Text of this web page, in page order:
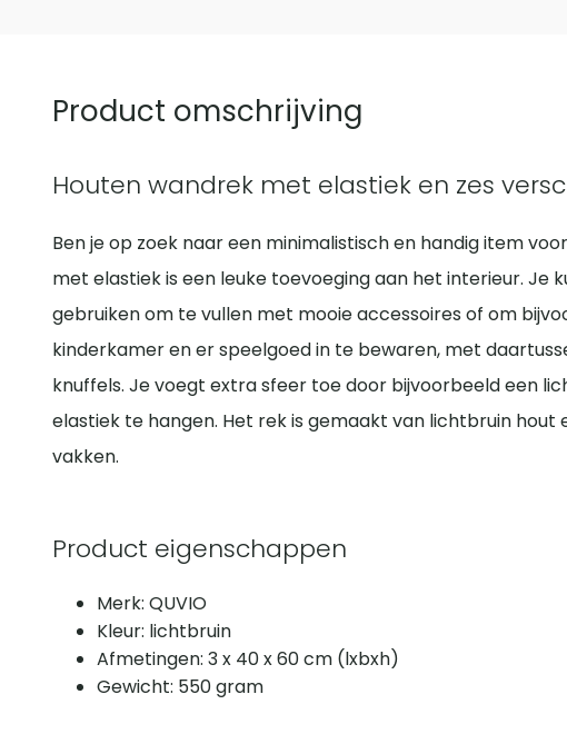
Product omschrijving
Houten wandrek met elastiek en zes
Ben je op zoek naar een minimalistisch en handig item
met elastiek is een leuke toevoeging aan het interieur. Je
gebruiken om te vullen met mooie accessoires of om
kinderkamer en er speelgoed in te bewaren, met
knuffels. Je voegt extra sfeer toe door bijvoorbeeld een
elastiek te hangen. Het rek is gemaakt van lichtbruin hout
vakken.
Product eigenschappen
Merk: QUVIO
Kleur: lichtbruin
Afmetingen: 3 x 40 x 60 cm (lxbxh)
Gewicht: 550 gram